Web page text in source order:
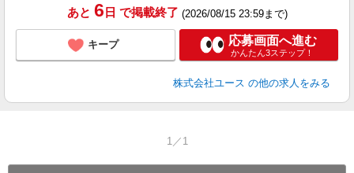
あと 6 日 で掲載終了 (2026/08/15 23:59まで)
キープ 応募画面へ進む
かんたん3ステップ！
株式会社ユース の他の求人をみる
1／1